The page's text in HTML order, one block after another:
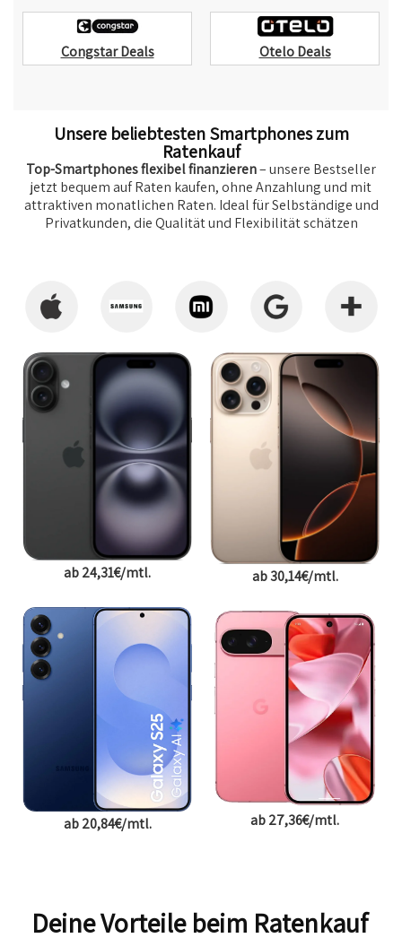
Congstar Deals Otelo Deals
Unsere beliebtesten Smartphones zum
Ratenkauf
Top-Smartphones flexibel finanzieren– unsere Bestseller
jetzt bequem auf Raten kaufen, ohne Anzahlung und mit
attraktiven monatlichen Raten. Ideal für Selbständige und
Privatkunden, die Qualität und Flexibilität schätzen
ab 24,31€/mtl. ab 30,14€/mtl.
ab 20,84€/mtl. ab 27,36€/mtl.
Deine Vorteile beim Ratenkauf